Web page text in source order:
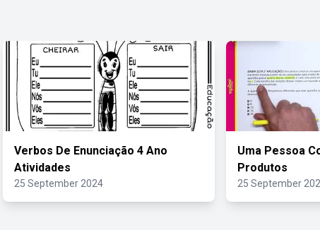
Verbos De Enunciação 4 Ano
Atividades
25 September 2024
Uma Pessoa
Produtos
25 September